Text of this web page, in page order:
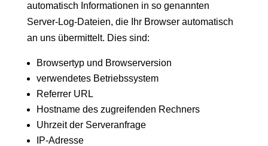
automatisch Informationen in so genannten
Server-Log-Dateien, die Ihr Browser automatisch
an uns übermittelt. Dies sind:
Browsertyp und Browserversion
verwendetes Betriebssystem
Referrer URL
Hostname des zugreifenden Rechners
Uhrzeit der Serveranfrage
IP-Adresse